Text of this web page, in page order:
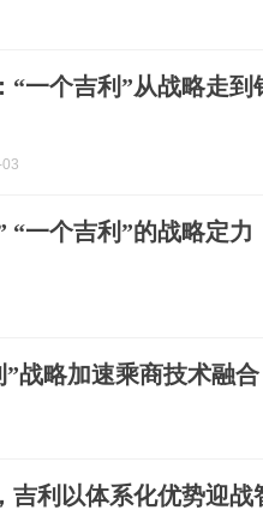
“一个吉利”从战略走到
“一个吉利”的战略定力
战略加速乘商技术融合
吉利以体系化优势迎战